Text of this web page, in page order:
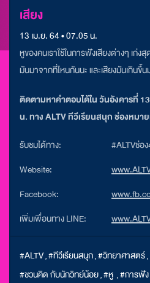
เสียง
13 เม.ย. 64 • 07.05 น.
หูของคนเราใช้ในการฟังเสียงต่างๆ เก่ง
มันมาจากที่ไหนกันนะ และเสียงมันเกินขึ้น
ติดตามหาคำตอบได้ใน วันอังคารที่
น. ทาง ALTV ทีวีเรียนสนุก ช่องหมา
รับชมได้ทาง:
#ALTVช่อ
Website:
Facebook:
เพิ่มเพื่อนทาง LINE:
#ALTV,#ทีวีเรียนสนุก,#วิทยาศาสตร์,
#ชวนคิด กับนักวิทย์น้อย,#หู ,#การฟัง